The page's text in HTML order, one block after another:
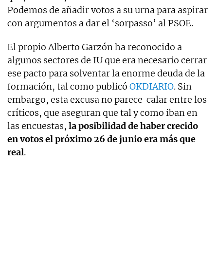
Podemos de añadir votos a su urna para aspirar
con argumentos a dar el ‘sorpasso’ al PSOE.
El propio Alberto Garzón ha reconocido a
algunos sectores de IU que era necesario cerrar
ese pacto para solventar la enorme deuda de la
formación, tal como publicó OKDIARIO. Sin
embargo, esta excusa no parece calar entre los
críticos, que aseguran que tal y como iban en
las encuestas, la posibilidad de haber crecido
en votos el próximo 26 de junio era más que
real.